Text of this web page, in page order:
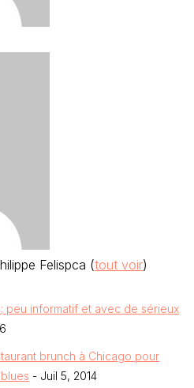
Felispca (tout voir)
peu informatif et avec de sérieux
brunch à Chicago pour
- Juil 5, 2014